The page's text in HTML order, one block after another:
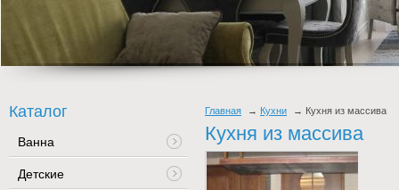
Главная Кухни Кухня из массива
Кухня из массива
Каталог
Ванна
Детские